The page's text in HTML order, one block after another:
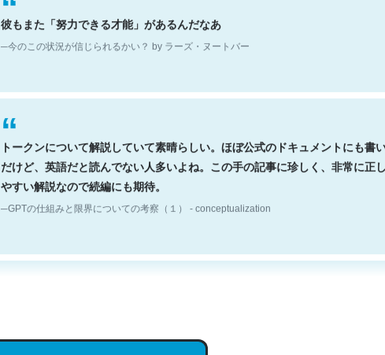
彼もまた「努力できる才能」があるんだなあ
─今のこの状況が信じられるかい？ by ラーズ・ヌートバー
トークンについて解説していて素晴らしい。ほぼ公式のドキュメントにも書い
だけど、英語だと読んでない人多いよね。この手の記事に珍しく、非常に正
やすい解説なので続編にも期待。
─GPTの仕組みと限界についての考察（１） - conceptualization